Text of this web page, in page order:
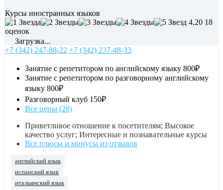
Курсы иностранных языков
4,20 18
оценок
Загрузка...
+7 (342) 247-88-22 +7 (342) 237-48-33
Занятие с репетитором по английскому языку 800₽
Занятие с репетитором по разговорному английскому
языку 800₽
Разговорный клуб 150₽
Все цены (28)
Приветливое отношение к посетителям; Высокое
качество услуг; Интересные и познавательные курсы
Все плюсы и минусы из отзывов
английский язык
испанский язык
итальянский язык